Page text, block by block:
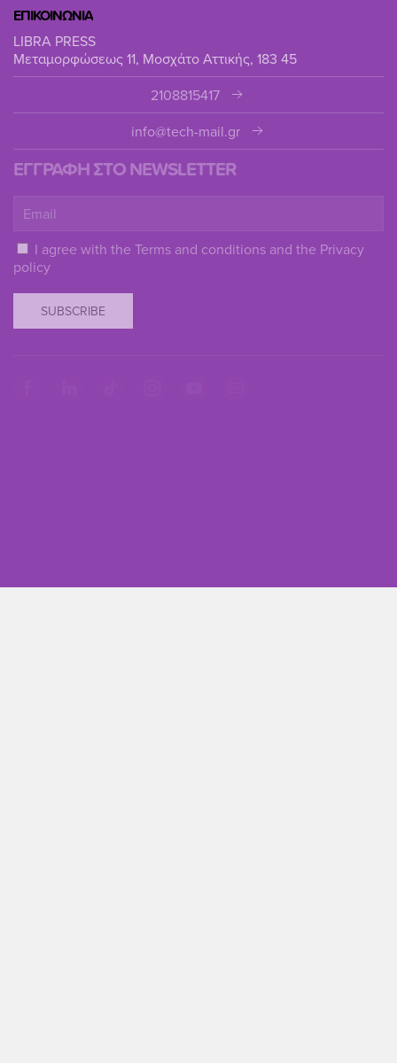
ΕΠΙΚΟΙΝΩΝΙΑ
LIBRA PRESS
Μεταμορφώσεως 11, Μοσχάτο Αττικής, 183 45
2108815417
info@tech-mail.gr
ΕΓΓΡΑΦΗ ΣΤΟ NEWSLETTER
I agree with the Terms and conditions and the Privacy
policy
SUBSCRIBE